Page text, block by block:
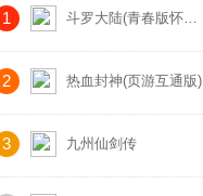
1 斗罗大陆(青春版怀旧服)
2 热血封神(页游互通版)
3 九州仙剑传